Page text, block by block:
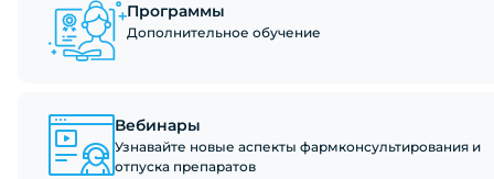
Программы
Дополнительное обучение
Вебинары
Узнавайте новые аспекты фармконсультирования и
отпуска препаратов